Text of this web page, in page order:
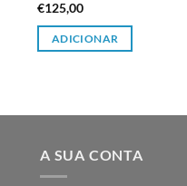
€125,00
ADICIONAR
A SUA CONTA